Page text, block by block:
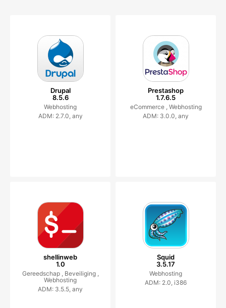
Drupal
8.5.6
Webhosting
ADM: 2.7.0, any
Prestashop
1.7.6.5
eCommerce , Webhosting
ADM: 3.0.0, any
shellinweb
1.0
Gereedschap , Beveiliging ,
Webhosting
ADM: 3.5.5, any
Squid
3.5.17
Webhosting
ADM: 2.0, i386